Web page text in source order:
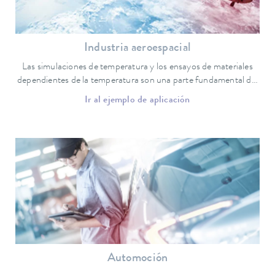
Industria aeroespacial
Las simulaciones de temperatura y los ensayos de materiales
dependientes de la temperatura son una parte fundamental del
desarrollo en la industria aeroespacial.
Ir al ejemplo de aplicación
Automoción